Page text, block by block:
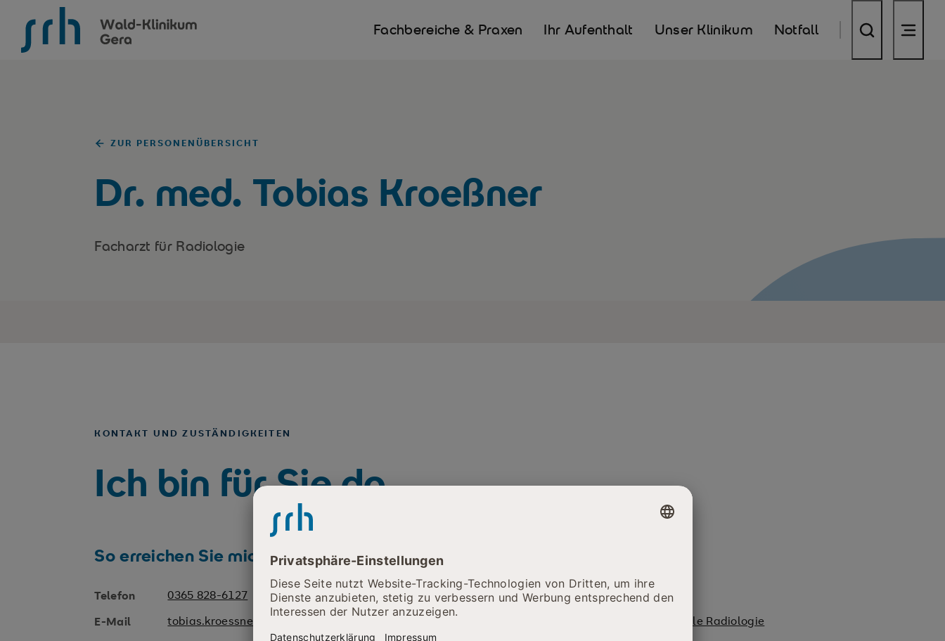
Fachbereiche & Praxen Ihr Aufenthalt Unser Klinikum Notfall
ZUR PERSONENÜBERSICHT
Dr. med. Tobias Kroeßner
Facharzt für Radiologie
KONTAKT UND ZUSTÄNDIGKEITEN
Ich bin für Sie da
So erreichen Sie mich
Telefon
0365 828-6127
E-Mail
tobias.kroessner@srh.de
Hierfür bin ich zuständig
Oberarzt:
Gefäßzentrum
Oberarzt:
Diagnostische und Interventionelle Radiologie